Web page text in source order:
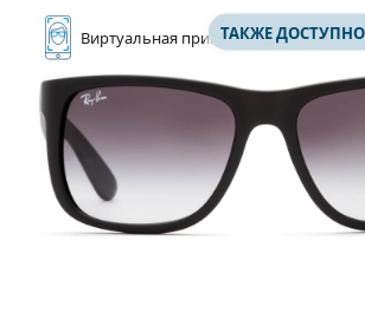
Виртуальная примерка
ТАКЖЕ